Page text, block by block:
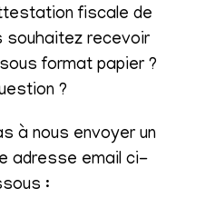
fiscale de
souhaitez recevoir
format papier ?
?
à nous envoyer un
adresse email ci-
: